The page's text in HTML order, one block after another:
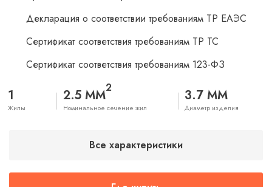
Декларация о соответствии требованиям ТР ЕАЭС
Сертификат соответствия требованиям ТР ТС
Сертификат соответствия требованиям 123-ФЗ
1
Жилы
2.5 ММ2
Номинальное сечение жил
3.7 ММ
Диаметр изделия
Все характеристики